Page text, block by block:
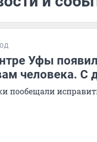
Уфы
человека. С
пообещали